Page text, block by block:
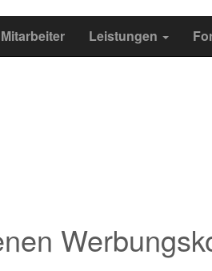
Mitarbeiter Leistungen